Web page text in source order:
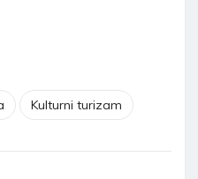
Kulturni turizam